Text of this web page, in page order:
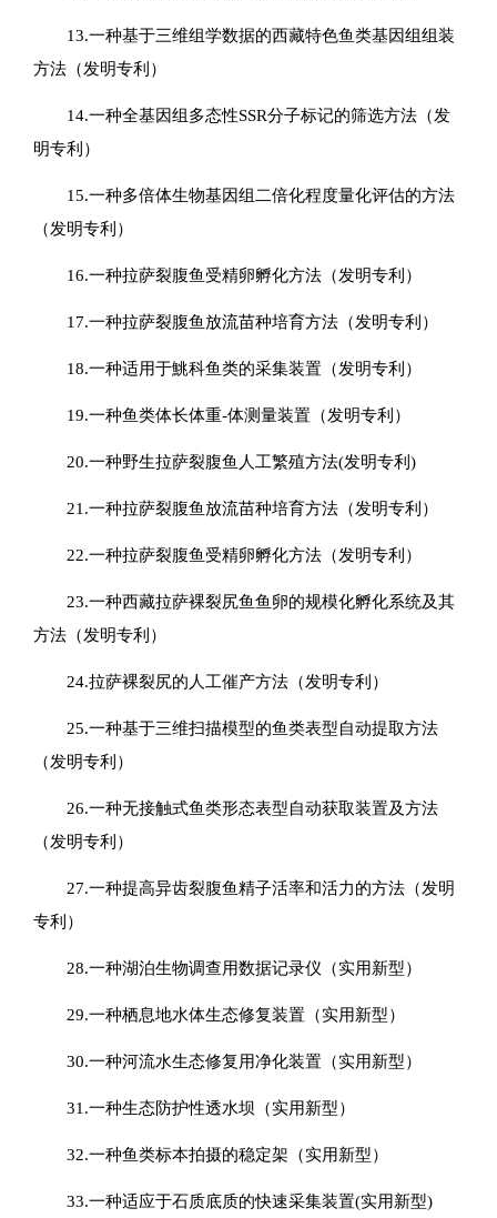
13.一种基于三维组学数据的西藏特色鱼类基因组组装
方法（发明专利）
14.一种全基因组多态性SSR分子标记的筛选方法（发
明专利）
15.一种多倍体生物基因组二倍化程度量化评估的方法
（发明专利）
16.一种拉萨裂腹鱼受精卵孵化方法（发明专利）
17.一种拉萨裂腹鱼放流苗种培育方法（发明专利）
18.一种适用于鮡科鱼类的采集装置（发明专利）
19.一种鱼类体长体重-体测量装置（发明专利）
20.一种野生拉萨裂腹鱼人工繁殖方法(发明专利)
21.一种拉萨裂腹鱼放流苗种培育方法（发明专利）
22.一种拉萨裂腹鱼受精卵孵化方法（发明专利）
23.一种西藏拉萨裸裂尻鱼鱼卵的规模化孵化系统及其
方法（发明专利）
24.拉萨裸裂尻的人工催产方法（发明专利）
25.一种基于三维扫描模型的鱼类表型自动提取方法
（发明专利）
26.一种无接触式鱼类形态表型自动获取装置及方法
（发明专利）
27.一种提高异齿裂腹鱼精子活率和活力的方法（发明
专利）
28.一种湖泊生物调查用数据记录仪（实用新型）
29.一种栖息地水体生态修复装置（实用新型）
30.一种河流水生态修复用净化装置（实用新型）
31.一种生态防护性透水坝（实用新型）
32.一种鱼类标本拍摄的稳定架（实用新型）
33.一种适应于石质底质的快速采集装置(实用新型)